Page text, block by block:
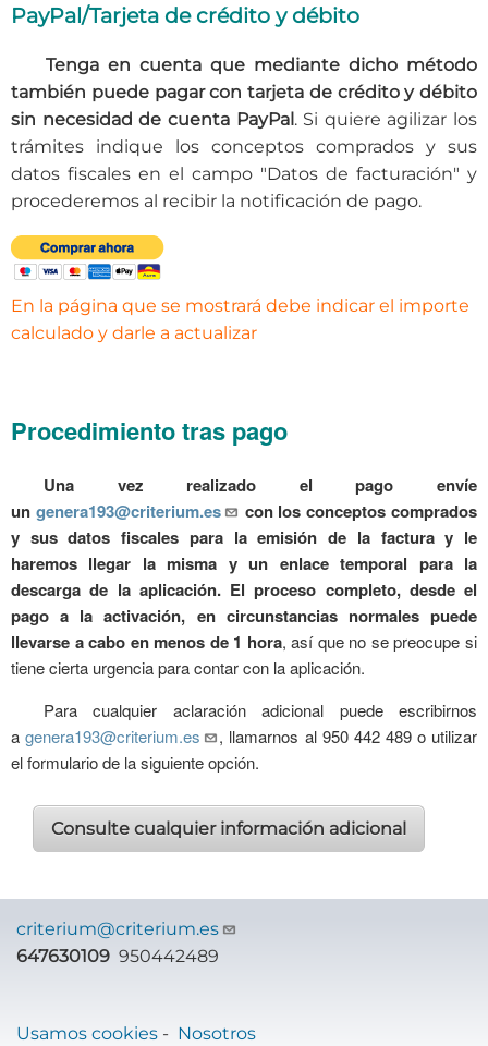
PayPal/Tarjeta de crédito y débito
Tenga en cuenta que mediante dicho método
también puede pagar con tarjeta de crédito y débito
sin necesidad de cuenta PayPal . Si quiere agilizar los
trámites indique los conceptos comprados y sus
datos fiscales en el campo "Datos de facturación" y
procederemos al recibir la notificación de pago.
En la página que se mostrará debe indicar el importe
calculado y darle a actualizar
Procedimiento tras pago
Una vez realizado el pago envíe
un genera193@criterium.es
con los conceptos comprados
y sus datos fiscales para la emisión de la factura y le
haremos llegar la misma y un enlace temporal para la
descarga de la aplicación. El proceso completo, desde el
pago a la activación, en circunstancias normales puede
llevarse a cabo en menos de 1 hora, así que no se preocupe si
tiene cierta urgencia para contar con la aplicación.
Para cualquier aclaración adicional puede escribirnos
agenera193@criterium.es
, llamarnos al 950 442 489 o utilizar
el formulario de la siguiente opción.
Consulte cualquier información adicional
criterium@criterium.es
647630109 950442489
Usamos cookies - Nosotros